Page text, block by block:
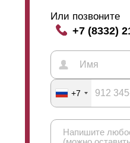
картинке,
можно наглядно
нахлеста на угол обзора
Просматриваемость
сохраняется при любом
случае, еслиламели
отсутствие нахлеста не
варианта будет немного
Или позвоните
+7 (8332)
+7